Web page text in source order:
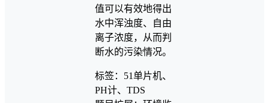
值可以有效地得出
水中浑浊度、自由
离子浓度，从而判
断水的污染情况。
标签：51单片机、
PH计、TDS